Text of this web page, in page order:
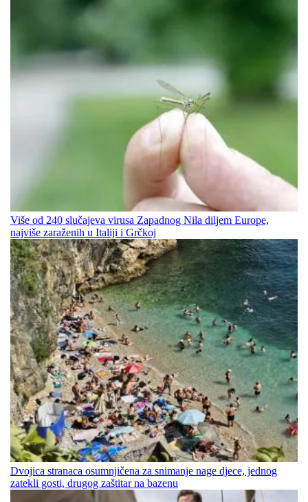
Više od 240 slučajeva virusa Zapadnog Nila diljem Europe,
najviše zaraženih u Italiji i Grčkoj
Dvojica stranaca osumnjičena za snimanje nage djece, jednog
zatekli gosti, drugog zaštitar na bazenu